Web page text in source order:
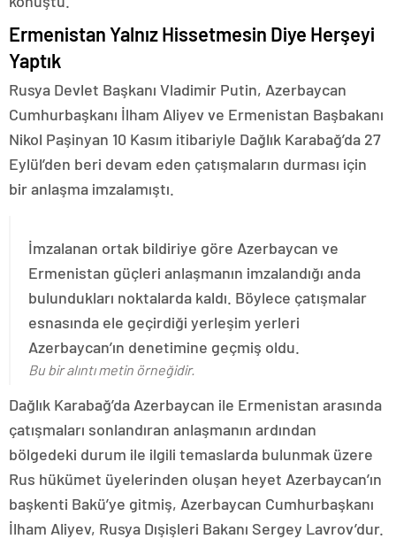
Ermenistan Yalnız Hissetmesin Diye Herşeyi
Yaptık
Rusya Devlet Başkanı Vladimir Putin, Azerbaycan
Cumhurbaşkanı İlham Aliyev ve Ermenistan Başbakanı
Nikol Paşinyan 10 Kasım itibariyle Dağlık Karabağ’da 27
Eylül’den beri devam eden çatışmaların durması için
bir anlaşma imzalamıştı.
İmzalanan ortak bildiriye göre Azerbaycan ve
Ermenistan güçleri anlaşmanın imzalandığı anda
bulundukları noktalarda kaldı. Böylece çatışmalar
esnasında ele geçirdiği yerleşim yerleri
Azerbaycan’ın denetimine geçmiş oldu.
Bu bir alıntı metin örneğidir.
Dağlık Karabağ’da Azerbaycan ile Ermenistan arasında
çatışmaları sonlandıran anlaşmanın ardından
bölgedeki durum ile ilgili temaslarda bulunmak üzere
Rus hükümet üyelerinden oluşan heyet Azerbaycan’ın
başkenti Bakü’ye gitmiş, Azerbaycan Cumhurbaşkanı
İlham Aliyev, Rusya Dışişleri Bakanı Sergey Lavrov’dur.